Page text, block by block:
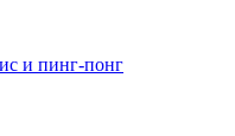
и пинг-понг